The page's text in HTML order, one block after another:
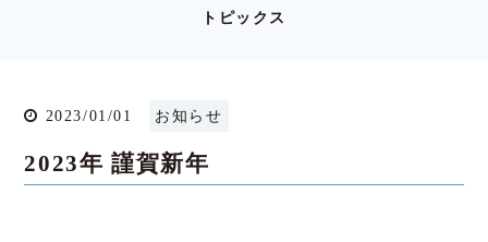
トピックス
2023/01/01 お知らせ
2023年 謹賀新年